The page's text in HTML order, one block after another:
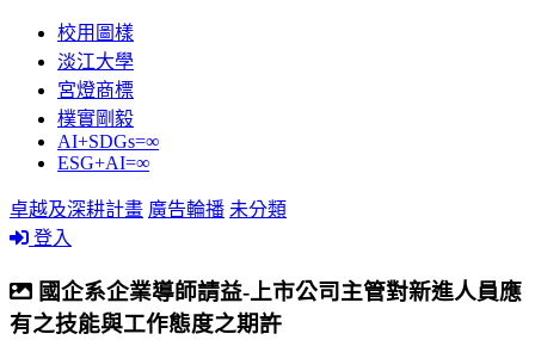
校用圖樣
淡江大學
宮燈商標
樸實剛毅
AI+SDGs=∞
ESG+AI=∞
卓越及深耕計畫 廣告輪播 未分類
登入
國企系企業導師請益-上市公司主管對新進人員應
有之技能與工作態度之期許